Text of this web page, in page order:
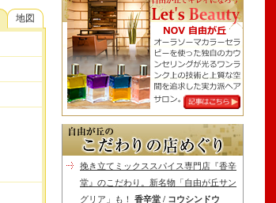
地図
挽き立てミックススパイス専門店『香辛
堂』のこだわり。新名物「自由が丘サン
グリア」も！ 香辛堂 / コウシンドウ